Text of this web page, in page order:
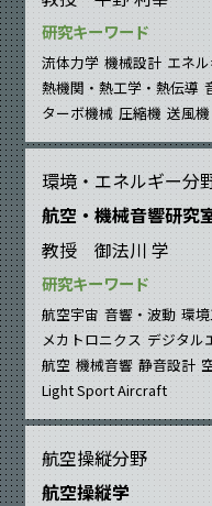
研究キーワード
流体力学 機械設計 エネ
熱機関・熱工学・熱伝導
ターボ機械 圧縮機 送風機
環境・エネルギー分
航空・機械音響研究
教授 御法川 学
研究キーワード
航空宇宙 音響・波動 環
メカトロニクス デジタル
航空 機械音響 静音設計
Light Sport Aircraft
航空操縦分野
航空操縦学